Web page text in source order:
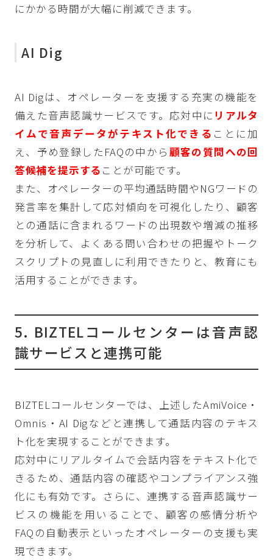
にかかる時間が大幅に削減できます。
AI Dig
AI Digは、オペレーターを支援する充実の機能を
備えた音声認識サービスです。応対中に リアルタ
イムで音声データがテキスト化できる ことに加
え、予め登録したFAQの中から 顧客の質問への回
答候補を提示する ことが可能です。
また、オペレーターの平均通話時間やNGワードの
発言率を集計して応対傾向を可視化したり、顧客
との通話に含まれるワードの出現数や増減の推移
を分析して、​よくある問い合わせの把握やトーク
スクリプトの見直しに利用できたりと、教育にも
活用することができます。
5. BIZTELコールセンターは音声認
識サービスと連携可能
BIZTELコールセンターでは、上述したAmiVoice・
Omnis・AI Digなどと連携して通話内容のテキス
ト化を実現することができます。
応対中にリアルタイムで会話内容をテキスト化で
きるため、通話内容の確認やコンプライアンス強
化にも有効です。さらに、連携する音声認識サー
ビスの機能を用いることで、顧客の感情分析や
FAQの自動表示といったオペレーターの支援も実
現できます。